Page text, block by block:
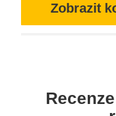
Zobrazit